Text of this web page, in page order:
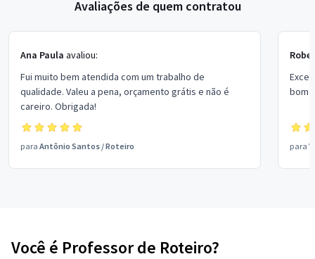
Avaliações de quem contratou
Ana Paula avaliou:
Fui muito bem atendida com um trabalho de
qualidade. Valeu a pena, orçamento grátis e não é
careiro. Obrigada!
para Antônio Santos /Roteiro
bom
para
Você é Professor de Roteiro?